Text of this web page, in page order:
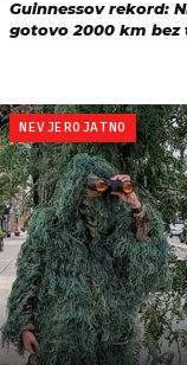
Guinnessov rekord:
gotovo 2000 km bez
NEVJEROJATNO